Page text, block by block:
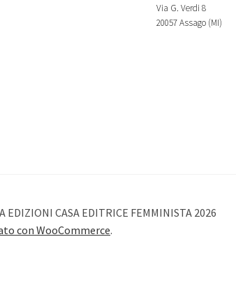
Via G. Verdi 8
20057 Assago (MI)
EDIZIONI CASA EDITRICE FEMMINISTA 2026
con WooCommerce.